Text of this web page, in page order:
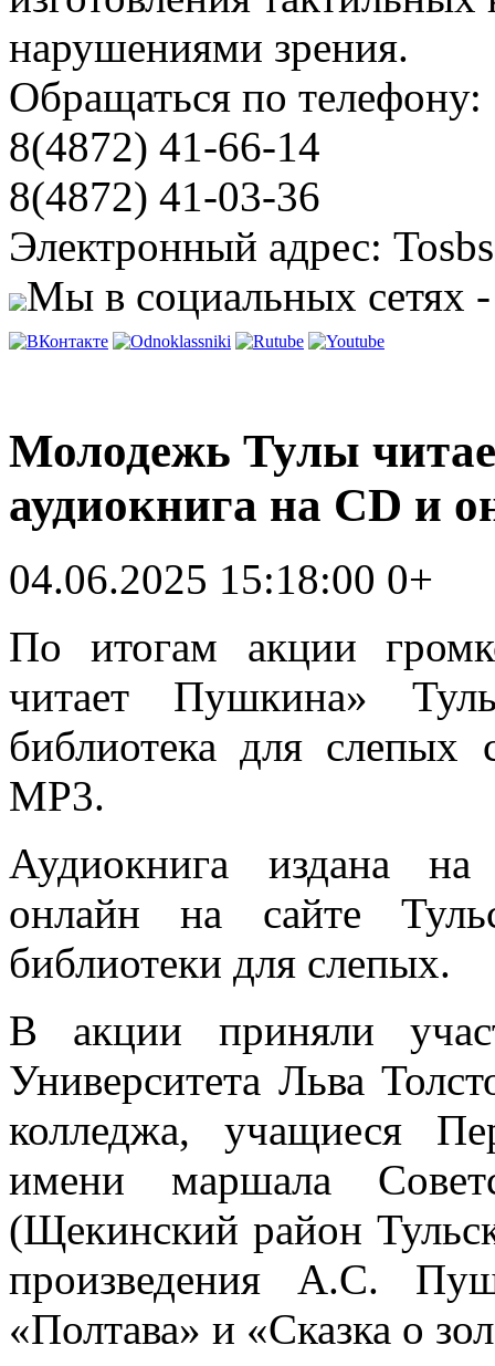
нарушениями зрения.
Обращаться по телефону:
8(4872) 41-66-14
8(4872) 41-03-36
Электронный адрес:
Мы в социальных сетях
Молодежь Тулы
аудиокнига на CD и
04.06.2025 15:18:00 0+
По итогам акции
читает Пушкина»
библиотека для слепых
МР3.
Аудиокнига издана
онлайн на сайте
библиотеки для слепых.
В акции приняли
Университета Льва
колледжа, учащиеся
имени маршала
(Щекинский район
произведения А.С.
«Полтава» и «Сказка о